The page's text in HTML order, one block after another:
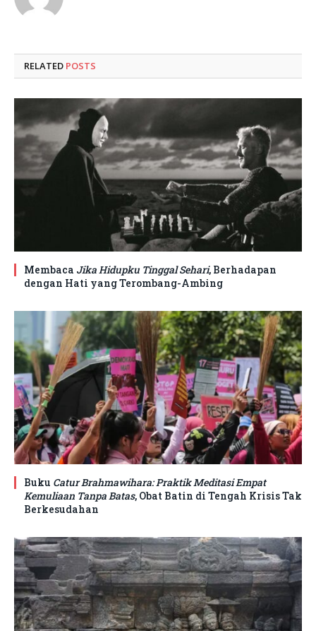
RELATED POSTS
Membaca Jika Hidupku Tinggal Sehari, Berhadapan
dengan Hati yang Terombang-Ambing
Buku Catur Brahmawihara: Praktik Meditasi Empat
Kemuliaan Tanpa Batas, Obat Batin di Tengah Krisis Tak
Berkesudahan